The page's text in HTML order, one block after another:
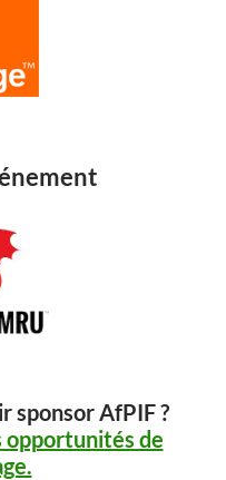
sponsor AfPIF ?
opportunités de